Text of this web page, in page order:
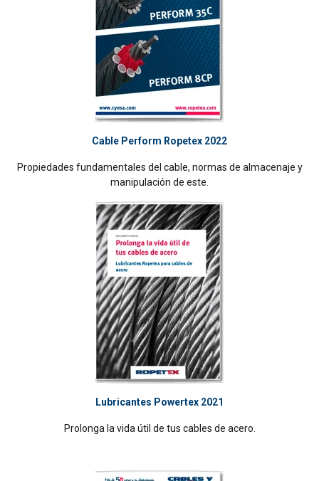
Cable Perform Ropetex 2022
Propiedades fundamentales del cable, normas de almacenaje y
manipulación de este.
Lubricantes Powertex 2021
Prolonga la vida útil de tus cables de acero.